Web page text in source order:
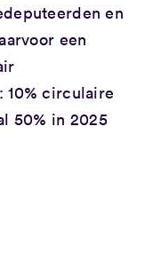
en
een
10% circulaire
50% in 2025